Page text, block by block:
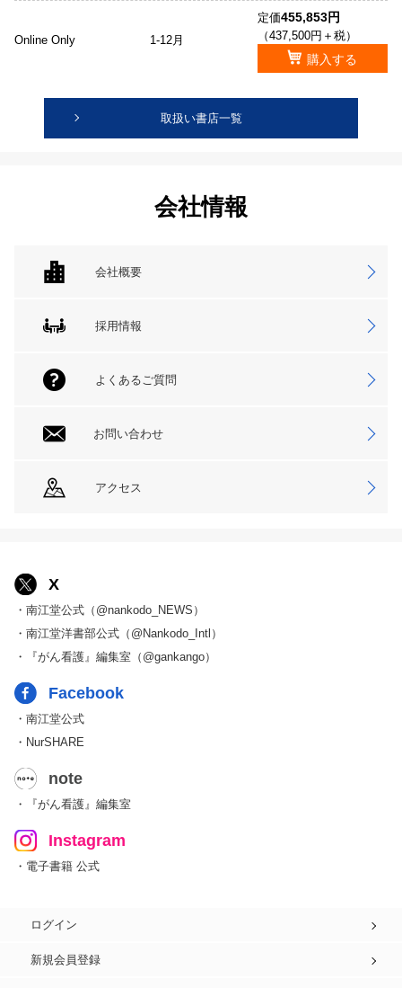
Online Only 1-12月
定価455,853円
（437,500円＋税）
購入する
取扱い書店一覧
会社情報
会社概要
採用情報
よくあるご質問
お問い合わせ
アクセス
X
・南江堂公式（@nankodo_NEWS）
・南江堂洋書部公式（@Nankodo_Intl）
・『がん看護』編集室（@gankango）
Facebook
・南江堂公式
・NurSHARE
note
・『がん看護』編集室
Instagram
・電子書籍 公式
ログイン
新規会員登録